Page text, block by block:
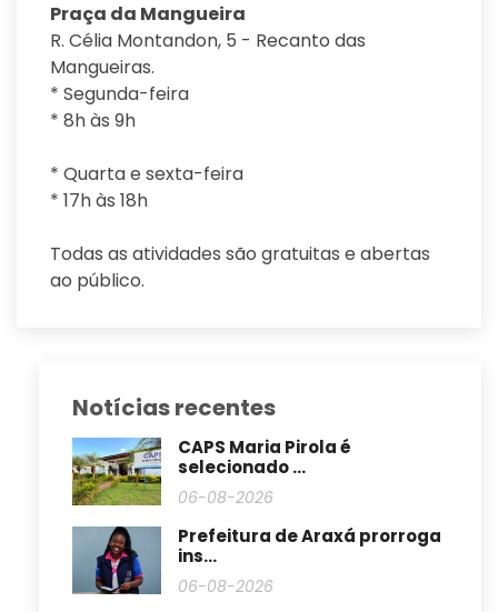
Praça da Mangueira
R. Célia Montandon, 5 - Recanto das
Mangueiras.
* Segunda-feira
* 8h às 9h
* Quarta e sexta-feira
* 17h às 18h
Todas as atividades são gratuitas e abertas
ao público.
Notícias recentes
CAPS Maria Pirola é
selecionado ...
06-08-2026
Prefeitura de Araxá prorroga
ins...
06-08-2026